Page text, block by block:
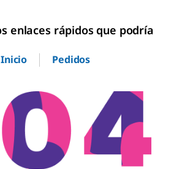
enlaces rápidos que podría
Inicio Pedidos